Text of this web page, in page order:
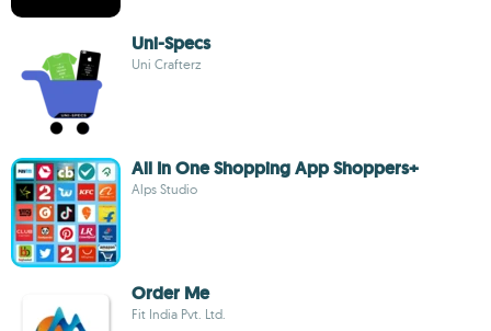
Uni-Specs
Uni Crafterz
All In One Shopping App Shoppers+
Alps Studio
Order Me
Fit India Pvt. Ltd.